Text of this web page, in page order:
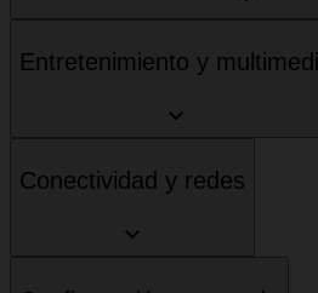
Entretenimiento y
Conectividad y redes